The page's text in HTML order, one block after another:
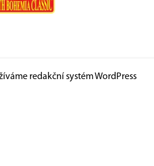
redakční systémWordPress